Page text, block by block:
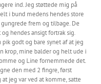
ind. Jeg støttede mig på
i bund medens hendes store
frem og tilbage. De
hendes ansigt fortrak sig.
godt og bare synet af at jeg
krop, mine balder og helt ude i
og Line fornemmede det.
den med 2 fingre, først
jeg var ved at komme, satte